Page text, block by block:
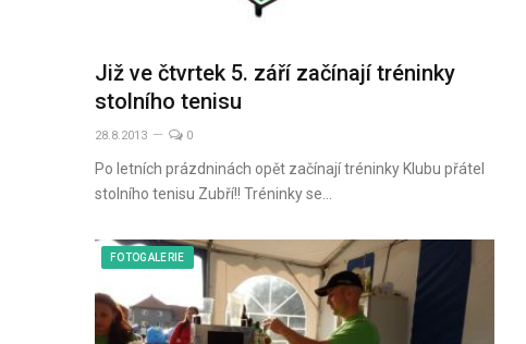
Již ve čtvrtek 5. září začínají tréninky
stolního tenisu
28.8.2013 0
Po letních prázdninách opět začínají tréninky Klubu přátel
stolního tenisu Zubří!! Tréninky se…
FOTOGALERIE